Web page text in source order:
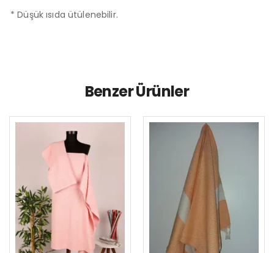
* Düşük ısıda ütülenebilir.
Benzer Ürünler